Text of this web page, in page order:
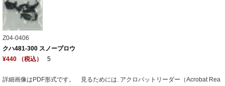
Z04-0406
クハ481-300 スノープロウ
¥440 （税込）
5
詳細画像はPDF形式です。 見るためには. アクロバットリーダー（Acrobat Rea